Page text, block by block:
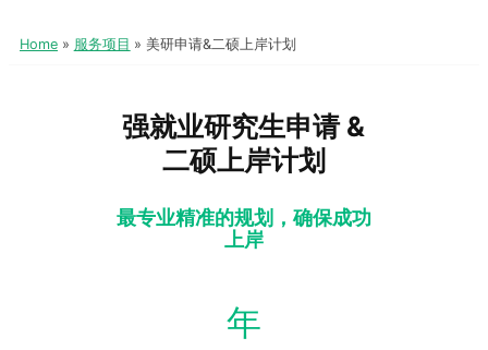
Home 服务项目 美研申请&二硕上岸计划
强就业研究生申请&
二硕上岸计划
最专业精准的规划，确保成功
上岸
年